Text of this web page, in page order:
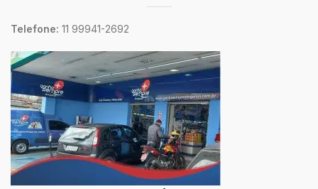
Telefone: 11 99941-2692